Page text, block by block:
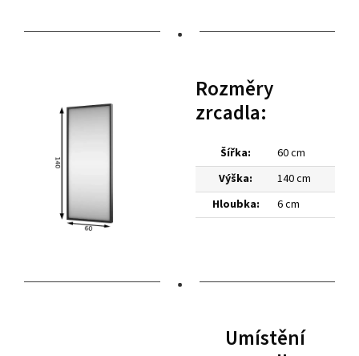
•
Rozměry
zrcadla:
Šířka:
60 cm
Výška:
140 cm
Hloubka:
6 cm
•
Umístění